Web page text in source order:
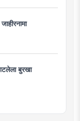
बुरखा